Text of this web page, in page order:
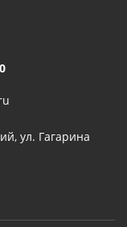
ул. Гагарина